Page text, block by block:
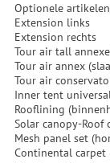
Optionele
Extension links
Extension rechts
Tour air tall
Tour air annex
Tour air
Inner tent
Rooflining
Solar canopy-Roof
Mesh panel set
Continental